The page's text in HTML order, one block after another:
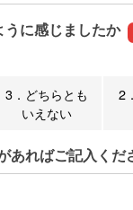
に感じましたか
3．どちらとも
いえない
2
あればご記入くだ
ればご記入くださ